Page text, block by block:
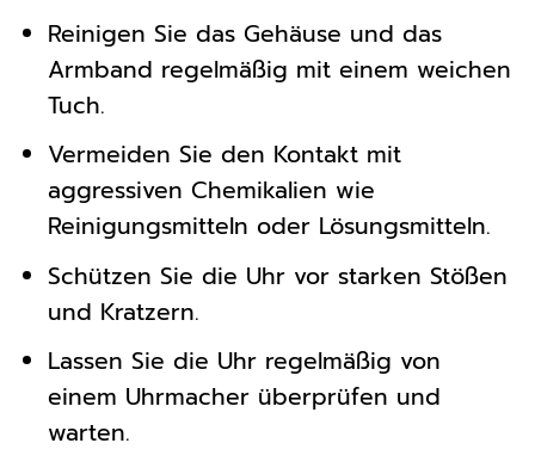
Reinigen Sie das Gehäuse und das
Armband regelmäßig mit einem weichen
Tuch.
Vermeiden Sie den Kontakt mit
aggressiven Chemikalien wie
Reinigungsmitteln oder Lösungsmitteln.
Schützen Sie die Uhr vor starken Stößen
und Kratzern.
Lassen Sie die Uhr regelmäßig von
einem Uhrmacher überprüfen und
warten.